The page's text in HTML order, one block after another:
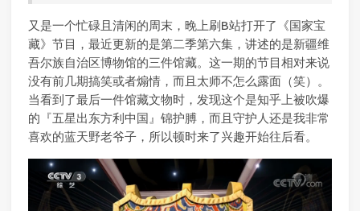
又是一个忙碌且清闲的周末，晚上刷B站打开了《国家宝
藏》节目，最近更新的是第二季第六集，讲述的是新疆维
吾尔族自治区博物馆的三件馆藏。这一期的节目相对来说
没有前几期搞笑或者煽情，而且太师不怎么露面（笑）。
当看到了最后一件馆藏文物时，发现这个是知乎上被吹爆
的『五星出东方利中国』锦护膊，而且守护人还是我非常
喜欢的蓝天野老爷子，所以顿时来了兴趣开始往后看。